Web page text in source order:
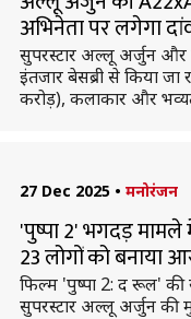
अभिनेता पर लगेगा
सुपरस्टार अल्लू अर्जुन और
इंतजार बेसब्री से किया
करोड़), कलाकार और
27 Dec 2025 • मनोरंजन
'पुष्पा 2' भगदड़
23 लोगों को बनाया
फिल्म 'पुष्पा 2: द रूल' की
सुपरस्टार अल्लू अर्जुन की